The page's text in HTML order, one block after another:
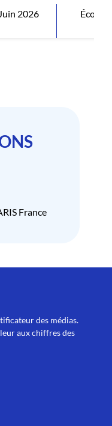
Juin 2026
France
des médias.
aux chiffres des